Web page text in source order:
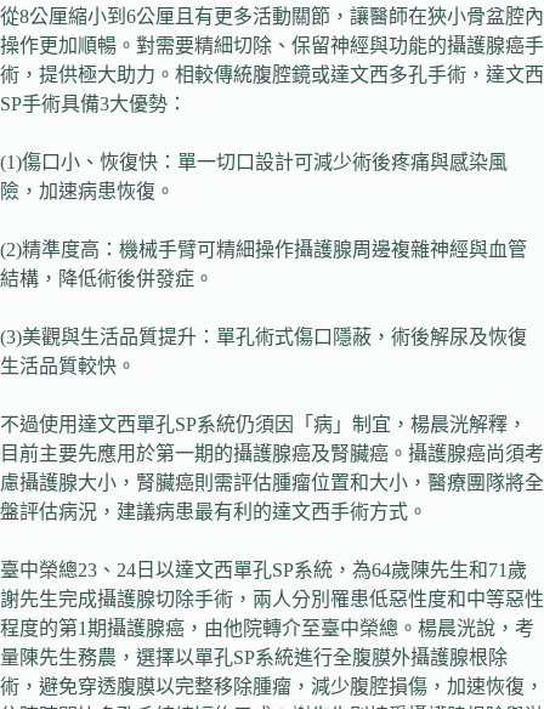
從8公厘縮小到6公厘且有更多活動關節，讓醫師在狹小骨盆腔內
操作更加順暢。對需要精細切除、保留神經與功能的攝護腺癌手
術，提供極大助力。相較傳統腹腔鏡或達文西多孔手術，達文西
SP手術具備3大優勢：
(1)傷口小、恢復快：單一切口設計可減少術後疼痛與感染風
險，加速病患恢復。
(2)精準度高：機械手臂可精細操作攝護腺周邊複雜神經與血管
結構，降低術後併發症。
(3)美觀與生活品質提升：單孔術式傷口隱蔽，術後解尿及恢復
生活品質較快。
不過使用達文西單孔SP系統仍須因「病」制宜，楊晨洸解釋，
目前主要先應用於第一期的攝護腺癌及腎臟癌。攝護腺癌尚須考
慮攝護腺大小，腎臟癌則需評估腫瘤位置和大小，醫療團隊將全
盤評估病況，建議病患最有利的達文西手術方式。
臺中榮總23、24日以達文西單孔SP系統，為64歲陳先生和71歲
謝先生完成攝護腺切除手術，兩人分別罹患低惡性度和中等惡性
程度的第1期攝護腺癌，由他院轉介至臺中榮總。楊晨洸說，考
量陳先生務農，選擇以單孔SP系統進行全腹膜外攝護腺根除
術，避免穿透腹膜以完整移除腫瘤，減少腹腔損傷，加速恢復，